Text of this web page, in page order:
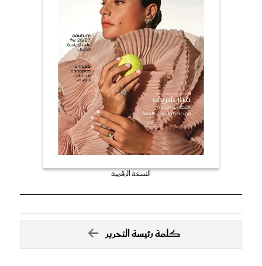
النسخة الرقمية
كلمة رئيسة التحرير